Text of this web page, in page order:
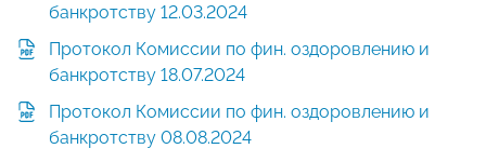
банкротству 12.03.2024
Протокол Комиссии по фин. оздоровлению и
банкротству 18.07.2024
Протокол Комиссии по фин. оздоровлению и
банкротству 08.08.2024